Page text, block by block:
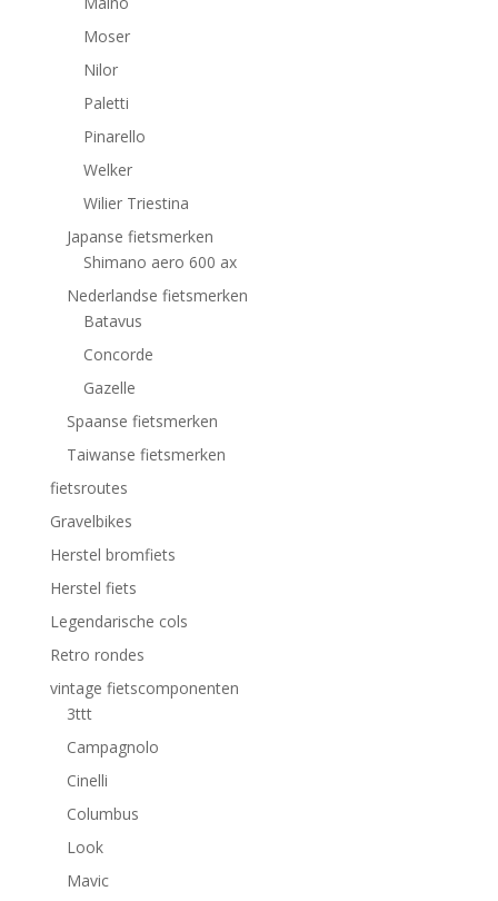
Moser
Nilor
Paletti
Pinarello
Welker
Wilier Triestina
Japanse fietsmerken
Shimano aero 600 ax
Nederlandse fietsmerken
Batavus
Concorde
Gazelle
Spaanse fietsmerken
Taiwanse fietsmerken
fietsroutes
Gravelbikes
Herstel bromfiets
Herstel fiets
Legendarische cols
Retro rondes
vintage fietscomponenten
3ttt
Campagnolo
Cinelli
Columbus
Look
Mavic